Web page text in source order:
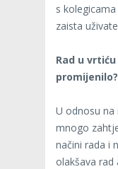
s
zaista
Rad u
promijenilo?
U odnosu na
mnogo
načini rada i
olakšava rad